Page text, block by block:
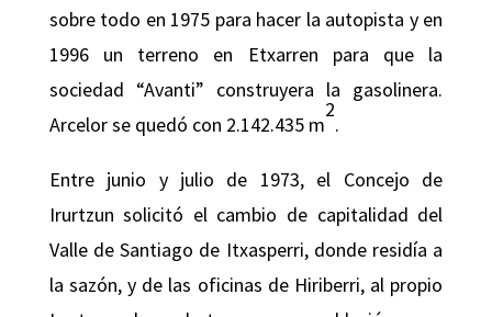
sobre todo en 1975 para hacer la autopista y en
1996 un terreno en Etxarren para que la
sociedad “Avanti” construyera la gasolinera.
Arcelor se quedó con 2.142.435 m
2
.
Entre junio y julio de 1973, el Concejo de
Irurtzun solicitó el cambio de capitalidad del
Valle de Santiago de Itxasperri, donde residía a
la sazón, y de las oficinas de Hiriberri, al propio